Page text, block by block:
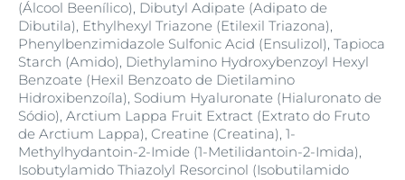
(Álcool Beenílico), Dibutyl Adipate (Adipato de
Dibutila), Ethylhexyl Triazone (Etilexil Triazona),
Phenylbenzimidazole Sulfonic Acid (Ensulizol), Tapioca
Starch (Amido), Diethylamino Hydroxybenzoyl Hexyl
Benzoate (Hexil Benzoato de Dietilamino
Hidroxibenzoíla), Sodium Hyaluronate (Hialuronato de
Sódio), Arctium Lappa Fruit Extract (Extrato do Fruto
de Arctium Lappa), Creatine (Creatina), 1-
Methylhydantoin-2-Imide (1-Metilidantoin-2-Imida),
Isobutylamido Thiazolyl Resorcinol (Isobutilamido